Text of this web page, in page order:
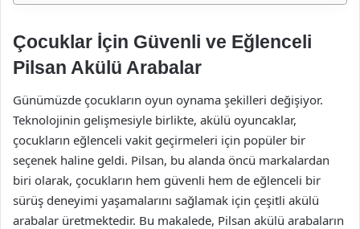
Çocuklar İçin Güvenli ve Eğlenceli
Pilsan Akülü Arabalar
Günümüzde çocukların oyun oynama şekilleri değişiyor.
Teknolojinin gelişmesiyle birlikte, akülü oyuncaklar,
çocukların eğlenceli vakit geçirmeleri için popüler bir
seçenek haline geldi. Pilsan, bu alanda öncü markalardan
biri olarak, çocukların hem güvenli hem de eğlenceli bir
sürüş deneyimi yaşamalarını sağlamak için çeşitli akülü
arabalar üretmektedir. Bu makalede, Pilsan akülü arabaların